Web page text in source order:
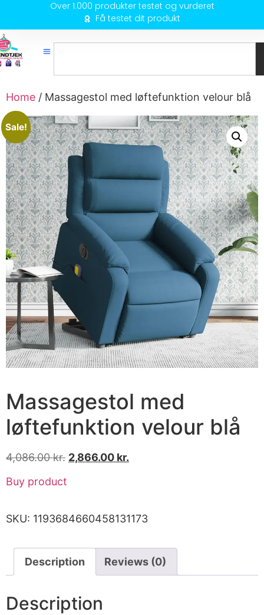
Over 1.000 produkter testet og vurderet
Få testet dit produkt
Home / Massagestol med løftefunktion velour blå
Sale!
Massagestol med
løftefunktion velour blå
4,086.00kr. 2,866.00 kr.
Buy product
SKU: 1193684660458131173
Description Reviews (0)
Description